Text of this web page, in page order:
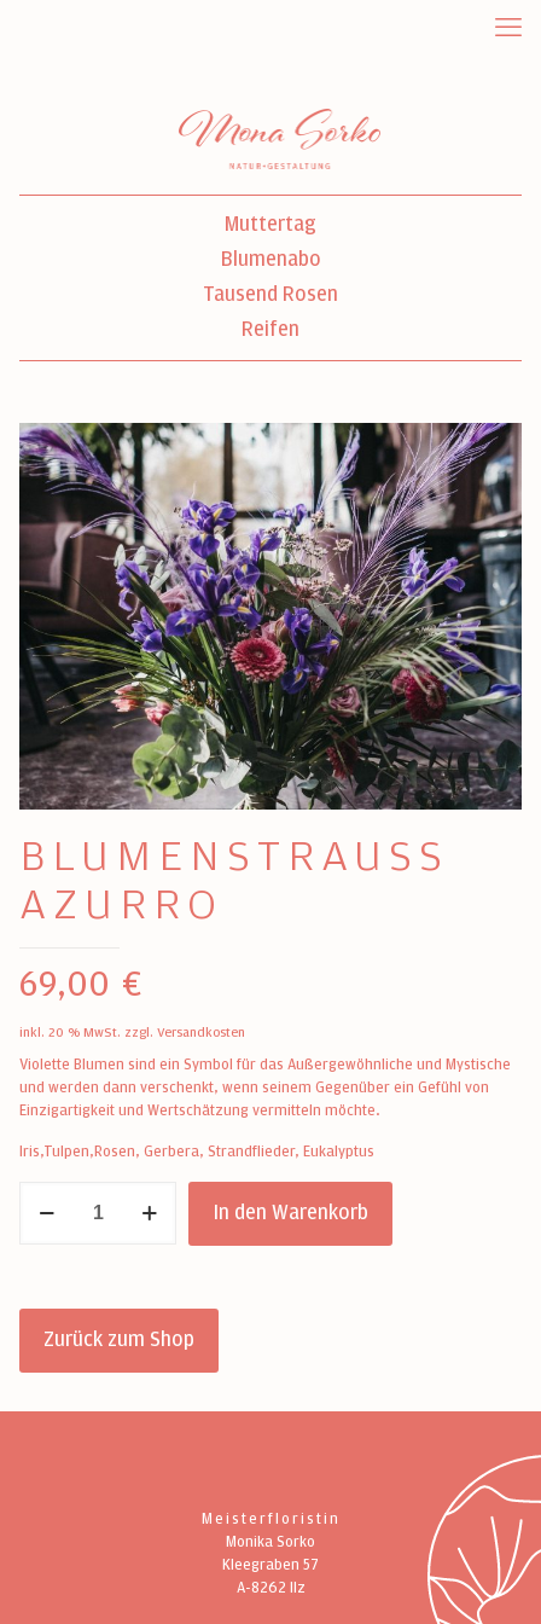
Muttertag
Blumenabo
Tausend Rosen
Reifen
BLUMENSTRAUSS A
ZURRO
69,00 €
inkl. 20 % MwSt. zzgl. Versandkosten
Violette Blumen sind ein Symbol für das Außergewöhnliche und Mystische
und werden dann verschenkt, wenn seinem Gegenüber ein Gefühl von
Einzigartigkeit und Wertschätzung vermitteln möchte.
Iris,Tulpen,Rosen, Gerbera, Strandflieder, Eukalyptus
Azurro
In den Warenkorb
Zurück zum Shop
Meisterfloristin
Monika Sorko
Kleegraben 57
A-8262 Ilz